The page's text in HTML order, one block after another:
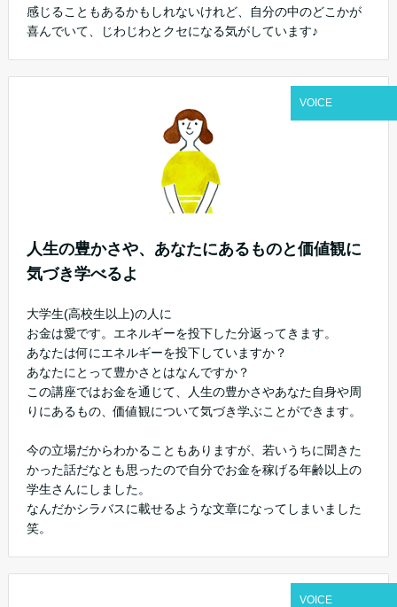
感じることもあるかもしれないけれど、自分の中のどこかが
喜んでいて、じわじわとクセになる気がしています♪
人生の豊かさや、あなたにあるものと価値観に
気づき学べるよ
大学生(高校生以上)の人に
お金は愛です。エネルギーを投下した分返ってきます。
あなたは何にエネルギーを投下していますか？
あなたにとって豊かさとはなんですか？
この講座ではお金を通じて、人生の豊かさやあなた自身や周
りにあるもの、価値観について気づき学ぶことができます。
今の立場だからわかることもありますが、若いうちに聞きた
かった話だなとも思ったので自分でお金を稼げる年齢以上の
学生さんにしました。
なんだかシラバスに載せるような文章になってしまいました
笑。
VOICE
VOICE